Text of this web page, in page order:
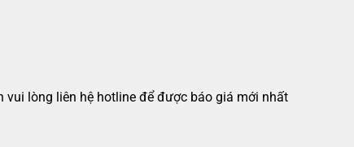
vui lòng liên hệ hotline để được báo giá mới nhất